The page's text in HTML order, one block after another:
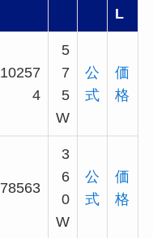
L
10257
4
5
7
5
W
公
式
価
格
78563
3
6
0
W
公
式
価
格